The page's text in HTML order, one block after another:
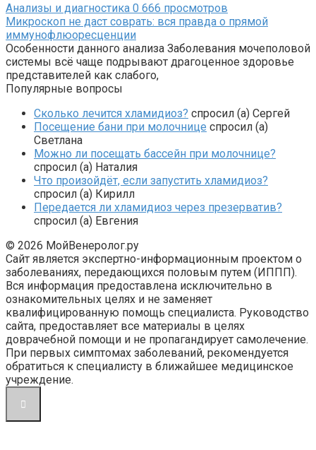
Анализы и диагностика 0 666 просмотров
Микроскоп не даст соврать: вся правда о прямой
иммунофлюоресценции
Особенности данного анализа Заболевания мочеполовой
системы всё чаще подрывают драгоценное здоровье
представителей как слабого,
Популярные вопросы
Сколько лечится хламидиоз? спросил (а) Сергей
Посещение бани при молочнице спросил (а)
Светлана
Можно ли посещать бассейн при молочнице?
спросил (а) Наталия
Что произойдёт, если запустить хламидиоз?
спросил (а) Кирилл
Передается ли хламидиоз через презерватив?
спросил (а) Евгения
© 2026 МойВенеролог.ру
Сайт является экспертно-информационным проектом о
заболеваниях, передающихся половым путем (ИППП).
Вся информация предоставлена исключительно в
ознакомительных целях и не заменяет
квалифицированную помощь специалиста. Руководство
сайта, предоставляет все материалы в целях
доврачебной помощи и не пропагандирует самолечение.
При первых симптомах заболеваний, рекомендуется
обратиться к специалисту в ближайшее медицинское
учреждение.